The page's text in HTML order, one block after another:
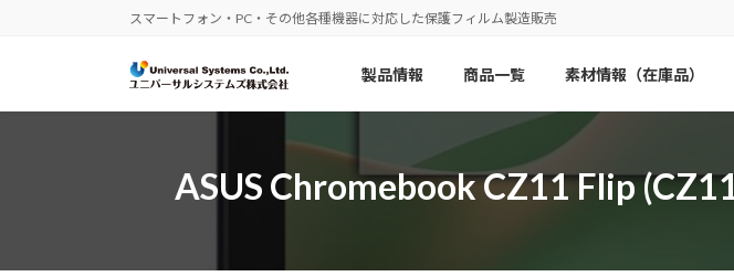
ツ
シ
スマートフォン・PC・その他各種機器に対応した保護フィルム製造販売
製品情報 商品一覧 素材情報（在庫品）
ASUS Chromebook CZ11 Flip